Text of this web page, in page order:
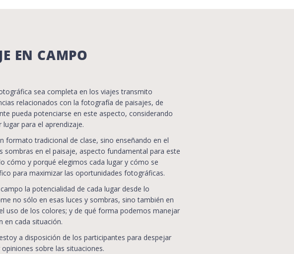
EN CAMPO
sea completa en los viajes transmito
relacionados con la fotografía de paisajes, de
pueda potenciarse en este aspecto, considerando
para el aprendizaje.
formato tradicional de clase, sino enseñando en el
sombras en el paisaje, aspecto fundamental para este
cómo y porqué elegimos cada lugar y cómo se
para maximizar las oportunidades fotográficas.
la potencialidad de cada lugar desde lo
no sólo en esas luces y sombras, sino también en
uso de los colores; y de qué forma podemos manejar
en cada situación.
a disposición de los participantes para despejar
sobre las situaciones.